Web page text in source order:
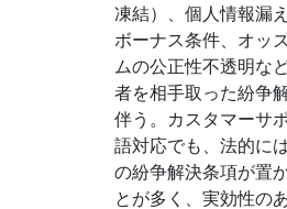
凍結）、個人情報漏
ボーナス条件、オッ
ムの公正性不透明な
者を相手取った紛争
伴う。カスタマーサ
語対応でも、法的に
の紛争解決条項が置
とが多く、実効性の